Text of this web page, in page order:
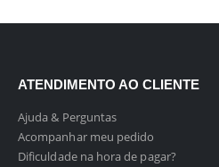
ATENDIMENTO AO CLIENTE
Ajuda & Perguntas
Acompanhar meu pedido
Dificuldade na hora de pagar?